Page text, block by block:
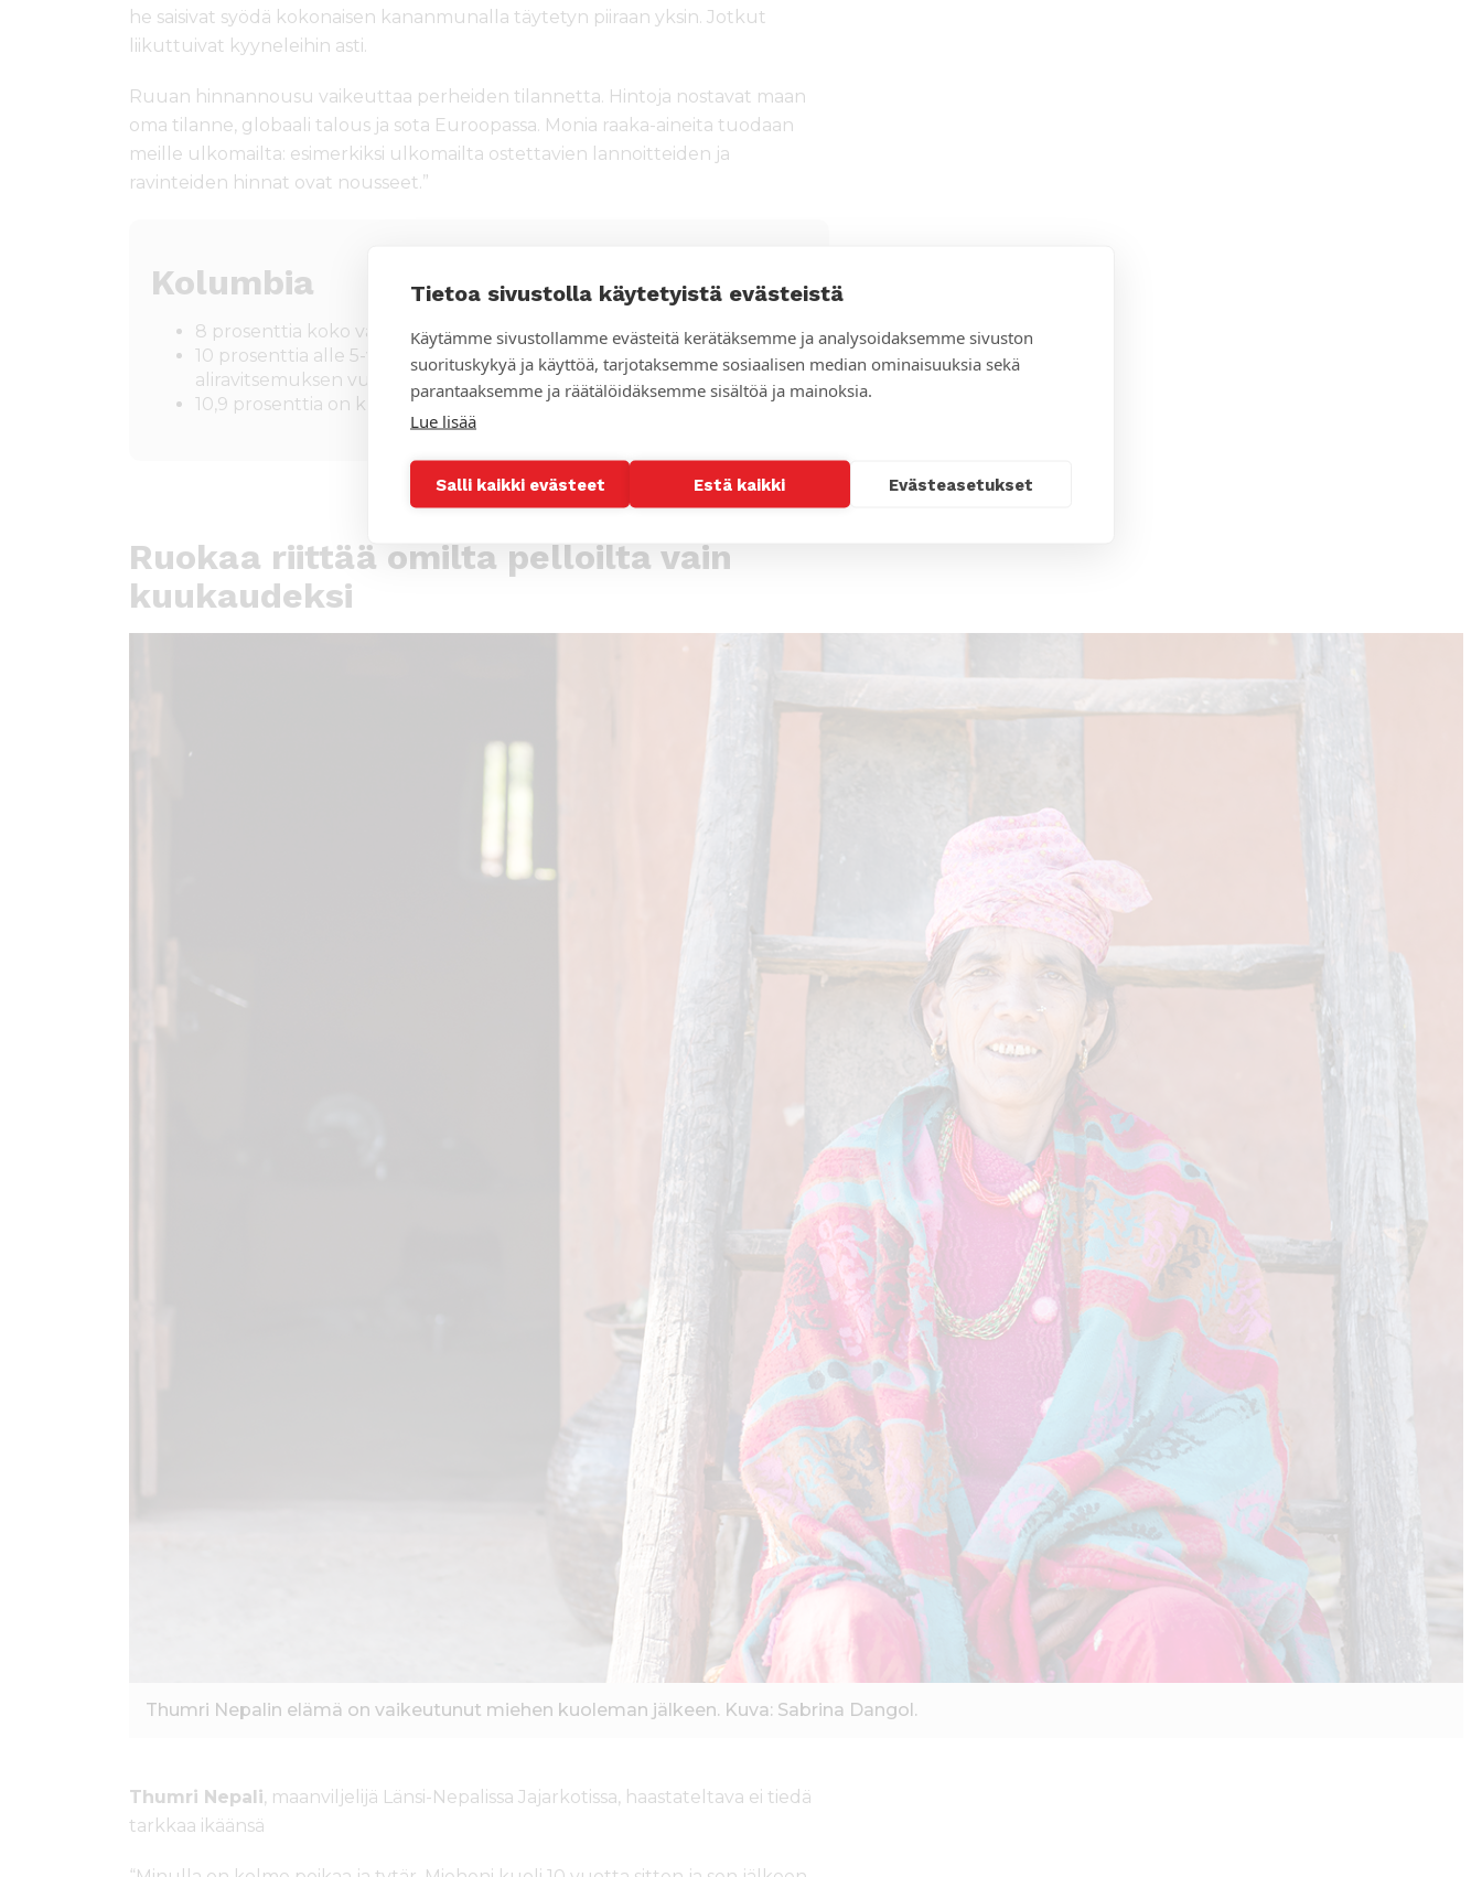
Tietoa sivustolla käytetyistä evästeistä
Käytämme sivustollamme evästeitä kerätäksemme ja analysoidaksemme sivuston
suorituskykyä ja käyttöä, tarjotaksemme sosiaalisen median ominaisuuksia sekä
parantaaksemme ja räätälöidäksemme sisältöä ja mainoksia.
Lue lisää
Salli kaikki evästeet Estä kaikki Evästeasetukset
he saisivat syödä kokonaisen kananmunalla täytetyn piiraan yksin. Jotkut
liikuttuivat kyyneleihin asti.
Ruuan hinnannousu vaikeuttaa perheiden tilannetta. Hintoja nostavat maan
oma tilanne, globaali talous ja sota Euroopassa. Monia raaka-aineita tuodaan
meille ulkomailta: esimerkiksi ulkomailta ostettavien lannoitteiden ja
ravinteiden hinnat ovat nousseet.”
Kolumbia
8 prosenttia koko väestöstä kärsi aliravitsemuksesta viime vuonna.
10 prosenttia alle 5-vuotiaista lapsista oli lyhytkasvuisia kroonisen
aliravitsemuksen vuoksi viime vuonna.
10,9 prosenttia on kuluttajahintojen inflaatio tänä vuonna.
Ruokaa riittää omilta pelloilta vain
kuukaudeksi
Thumri Nepalin elämä on vaikeutunut miehen kuoleman jälkeen. Kuva: Sabrina Dangol.
Thumri Nepali, maanviljelijä Länsi-Nepalissa Jajarkotissa, haastateltava ei tiedä
tarkkaa ikäänsä